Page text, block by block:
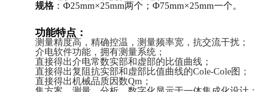
规格：Ф25mm×25mm两个；Ф75mm×25mm一个。
功能特点：
测量精度高，精确控温，测量频率宽，抗交流干扰；
介电软件功能，拥有测量系统；
直接得出介电常数实部和虚部的比值曲线；
直接得出复阻抗实部和虚部比值曲线的Cole-Cole图；
直接得出机械品质因数Qm；